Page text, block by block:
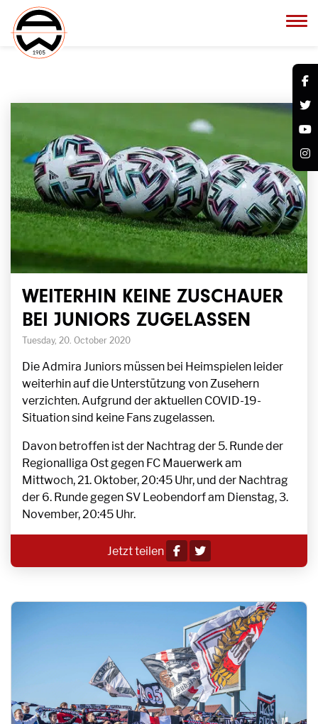
WEITERHIN KEINE ZUSCHAUER
BEI JUNIORS ZUGELASSEN
Tuesday, 20. October 2020
Die Admira Juniors müssen bei Heimspielen leider
weiterhin auf die Unterstützung von Zusehern
verzichten. Aufgrund der aktuellen COVID-19-
Situation sind keine Fans zugelassen.
Davon betroffen ist der Nachtrag der 5. Runde der
Regionalliga Ost gegen FC Mauerwerk am
Mittwoch, 21. Oktober, 20:45 Uhr, und der Nachtrag
der 6. Runde gegen SV Leobendorf am Dienstag, 3.
November, 20:45 Uhr.
Jetzt teilen